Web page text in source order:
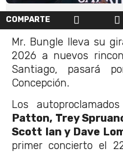
COMPARTE
Mr. Bungle lleva su
2026 a nuevos
Santiago, pasará
Concepción.
Los
Patton, Trey
Scott Ian y Dave
primer concierto el